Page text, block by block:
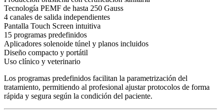
Tecnología PEMF de hasta 250 Gauss
4 canales de salida independientes
Pantalla Touch Screen intuitiva
15 programas predefinidos
Aplicadores solenoide túnel y planos incluidos
Diseño compacto y portátil
Uso clínico y veterinario
Los programas predefinidos facilitan la parametrización del
tratamiento, permitiendo al profesional ajustar protocolos de forma
rápida y segura según la condición del paciente.